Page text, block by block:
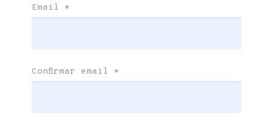
Email *
Confirmar email *